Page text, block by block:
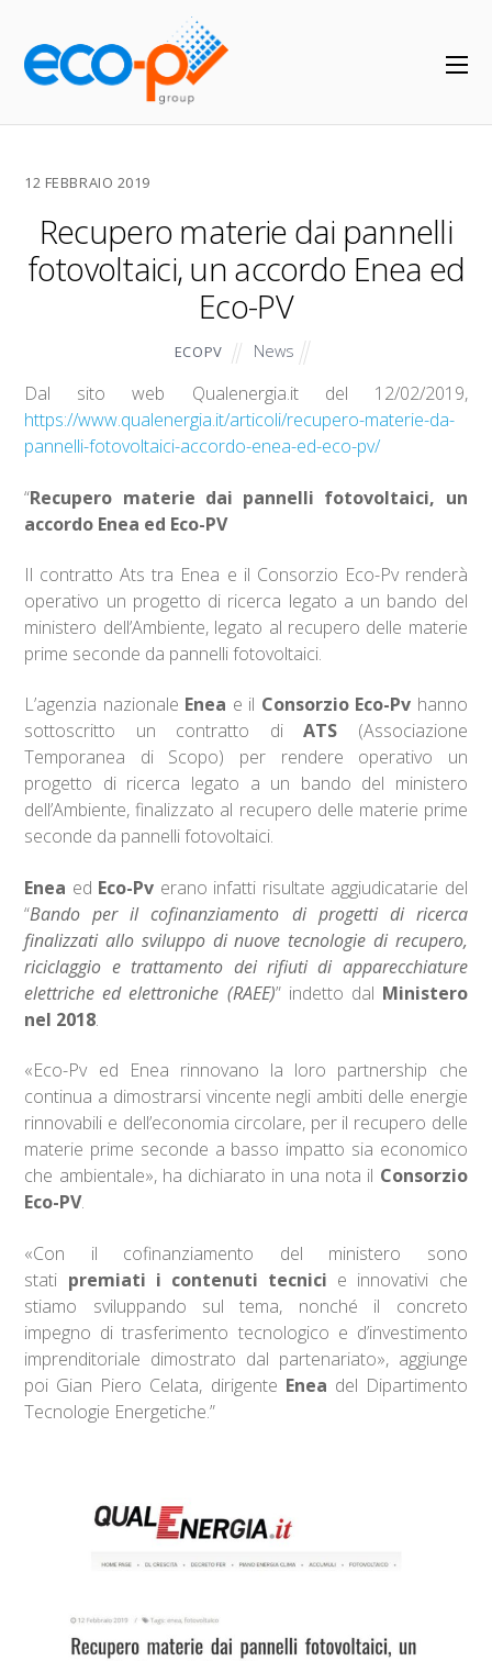
12 FEBBRAIO 2019
Recupero materie dai pannelli
fotovoltaici, un accordo Enea ed
Eco-PV
ECOPV News
Dal sito web Qualenergia.it del 12/02/2019,
https://www.qualenergia.it/articoli/recupero-materie-da-
pannelli-fotovoltaici-accordo-enea-ed-eco-pv/
“Recupero materie dai pannelli fotovoltaici, un
accordo Enea ed Eco-PV
Il contratto Ats tra Enea e il Consorzio Eco-Pv renderà
operativo un progetto di ricerca legato a un bando del
ministero dell’Ambiente, legato al recupero delle materie
prime seconde da pannelli fotovoltaici.
L’agenzia nazionale Enea e il Consorzio Eco-Pv hanno
sottoscritto un contratto diATS (Associazione
Temporanea di Scopo) per rendere operativo un
progetto di ricerca legato a un bando del ministero
dell’Ambiente, finalizzato al recupero delle materie prime
seconde da pannelli fotovoltaici.
Enea ed Eco-Pv erano infatti risultate aggiudicatarie del
“Bando per il cofinanziamento di progetti di ricerca
finalizzati allo sviluppo di nuove tecnologie di recupero,
riciclaggio e trattamento dei rifiuti di apparecchiature
elettriche ed elettroniche (RAEE)” indetto dal Ministero
nel 2018.
«Eco-Pv ed Enea rinnovano la loro partnership che
continua a dimostrarsi vincente negli ambiti delle energie
rinnovabili e dell’economia circolare, per il recupero delle
materie prime seconde a basso impatto sia economico
che ambientale», ha dichiarato in una nota il Consorzio
Eco-PV.
«Con il cofinanziamento del ministero sono
stati premiati i contenuti tecnici e innovativi che
stiamo sviluppando sul tema, nonché il concreto
impegno di trasferimento tecnologico e d’investimento
imprenditoriale dimostrato dal partenariato», aggiunge
poi Gian Piero Celata, dirigente Enea del Dipartimento
Tecnologie Energetiche.”